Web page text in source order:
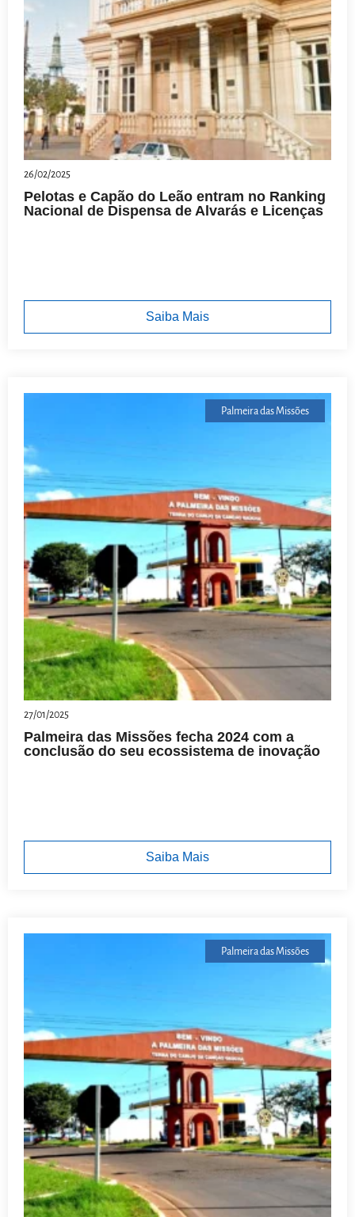
26/02/2025
Pelotas e Capão do Leão entram no Ranking
Nacional de Dispensa de Alvarás e Licenças
Saiba Mais
Palmeira das Missões
27/01/2025
Palmeira das Missões fecha 2024 com a
conclusão do seu ecossistema de inovação
Saiba Mais
Palmeira das Missões